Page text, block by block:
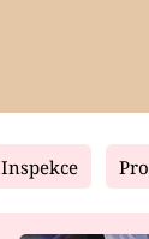
Inspekce